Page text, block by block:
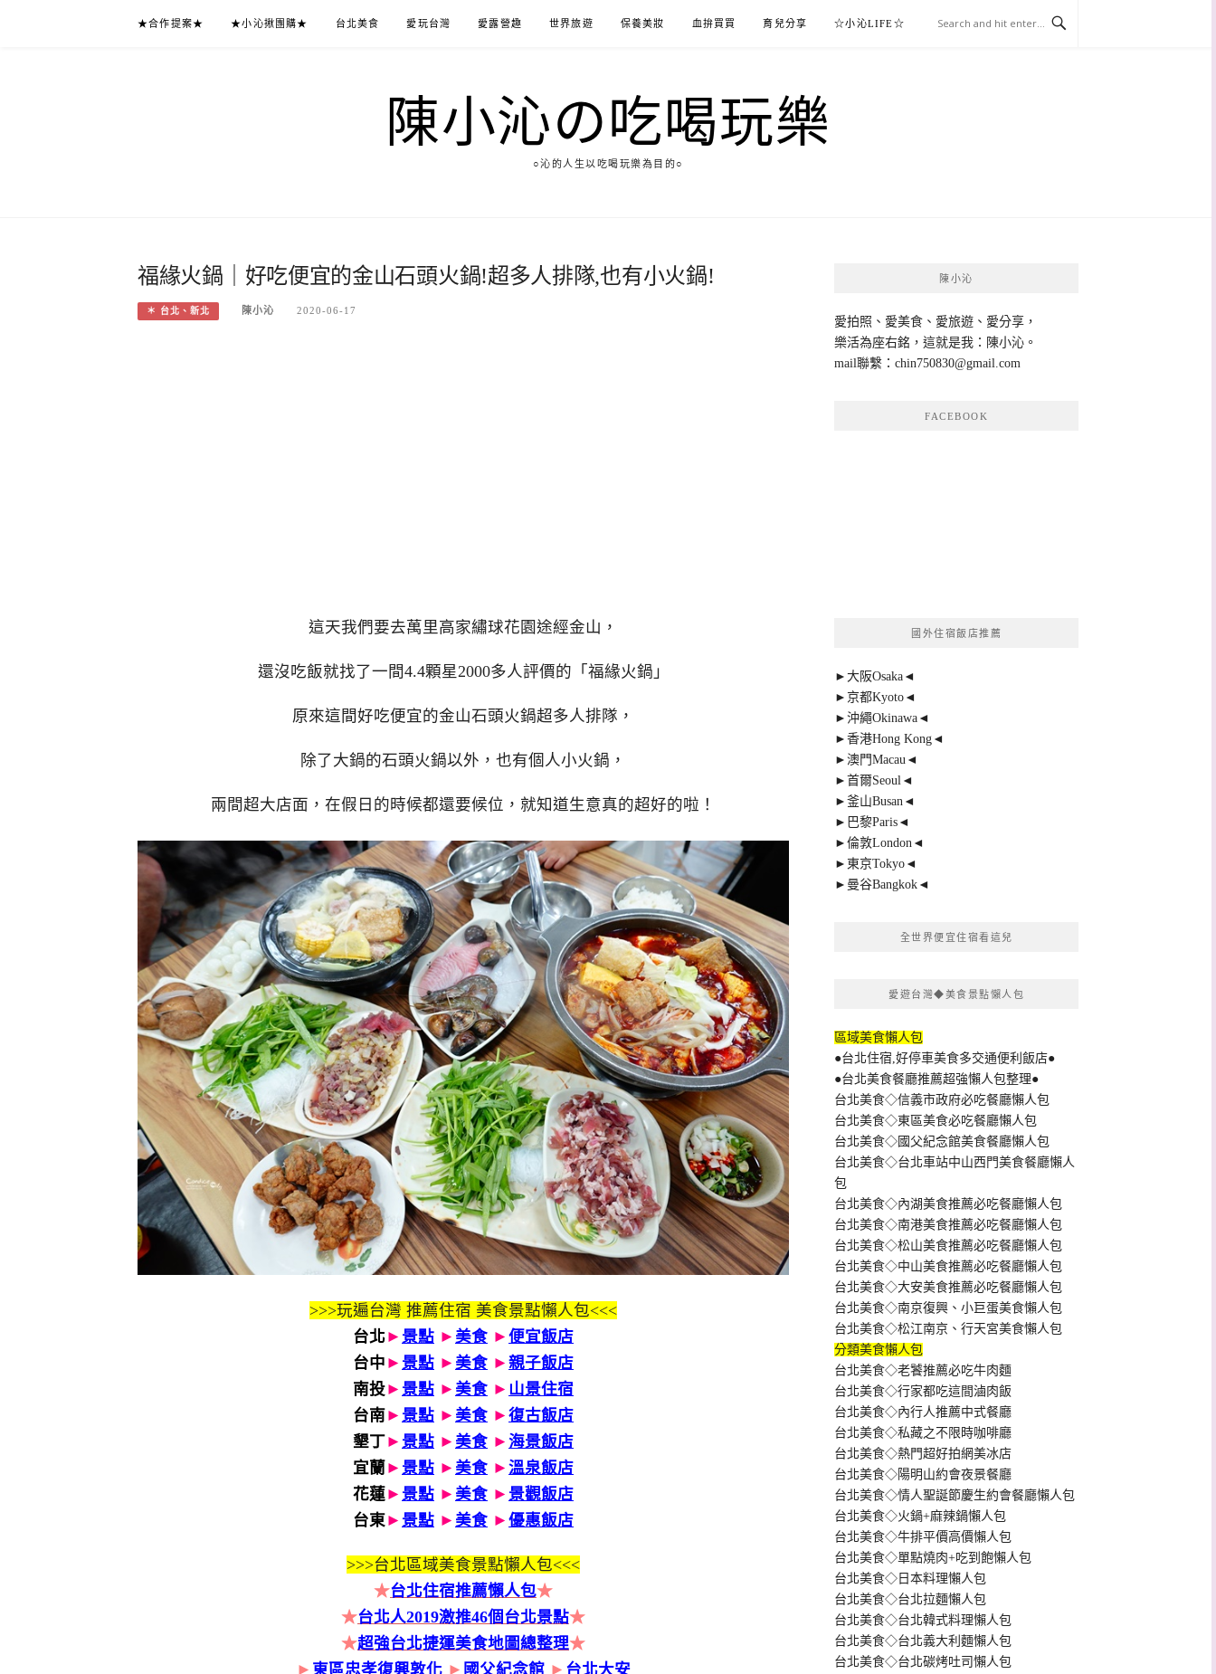
★合作提案★ ★小沁揪團購★ 台北美食 愛玩台灣 愛露營趣 世界旅遊 保養美妝 血拚買買 育兒分享 ☆小沁LIFE☆
陳小沁の吃喝玩樂
○沁的人生以吃喝玩樂為目的○
福緣火鍋｜好吃便宜的金山石頭火鍋!超多人排隊,也有小火鍋!
＊ 台北、新北 陳小沁 2020-06-17
這天我們要去萬里高家繡球花園途經金山，
還沒吃飯就找了一間4.4顆星2000多人評價的「福緣火鍋」
原來這間好吃便宜的金山石頭火鍋超多人排隊，
除了大鍋的石頭火鍋以外，也有個人小火鍋，
兩間超大店面，在假日的時候都還要候位，就知道生意真的超好的啦！
>>>玩遍台灣 推薦住宿 美食景點懶人包<<<
台北► 景點 ► 美食 ► 便宜飯店
台中 ► 景點 ► 美食 ► 親子飯店
南投► 景點 ► 美食 ► 山景住宿
台南► 景點 ► 美食 ► 復古飯店
墾丁► 景點 ► 美食 ► 海景飯店
宜蘭► 景點 ► 美食 ► 溫泉飯店
花蓮► 景點 ► 美食 ► 景觀飯店
台東► 景點 ► 美食 ► 優惠飯店
>>>台北區域美食景點懶人包<<<
★台北住宿推薦懶人包★
★台北人2019激推46個台北景點★
★超強台北捷運美食地圖總整理★
► 東區忠孝復興敦化 ► 國父紀念館 ► 台北大安
陳小沁
愛拍照、愛美食、愛旅遊、愛分享，
樂活為座右銘，這就是我：陳小沁。
mail聯繫： chin750830@gmail.com
FACEBOOK
國外住宿飯店推薦
►大阪Osaka◄
►京都Kyoto◄
►沖繩Okinawa◄
►香港Hong Kong◄
►澳門Macau◄
►首爾Seoul◄
►釜山Busan◄
►巴黎Paris◄
►倫敦London◄
►東京Tokyo◄
►曼谷Bangkok◄
全世界便宜住宿看這兒
愛遊台灣◆美食景點懶人包
區域美食懶人包
●台北住宿,好停車美食多交通便利飯店●
●台北美食餐廳推薦超強懶人包整理●
台北美食◇信義市政府必吃餐廳懶人包
台北美食◇東區美食必吃餐廳懶人包
台北美食◇國父紀念館美食餐廳懶人包
台北美食◇台北車站中山西門美食餐廳懶人
包
台北美食◇內湖美食推薦必吃餐廳懶人包
台北美食◇南港美食推薦必吃餐廳懶人包
台北美食◇松山美食推薦必吃餐廳懶人包
台北美食◇中山美食推薦必吃餐廳懶人包
台北美食◇大安美食推薦必吃餐廳懶人包
台北美食◇南京復興、小巨蛋美食懶人包
台北美食◇松江南京、行天宮美食懶人包
分類美食懶人包
台北美食◇老饕推薦必吃牛肉麵
台北美食◇行家都吃這間滷肉飯
台北美食◇內行人推薦中式餐廳
台北美食◇私藏之不限時咖啡廳
台北美食◇熱門超好拍網美冰店
台北美食◇陽明山約會夜景餐廳
台北美食◇情人聖誕節慶生約會餐廳懶人包
台北美食◇火鍋+麻辣鍋懶人包
台北美食◇牛排平價高價懶人包
台北美食◇單點燒肉+吃到飽懶人包
台北美食◇日本料理懶人包
台北美食◇台北拉麵懶人包
台北美食◇台北韓式料理懶人包
台北美食◇台北義大利麵懶人包
台北美食◇台北碳烤吐司懶人包